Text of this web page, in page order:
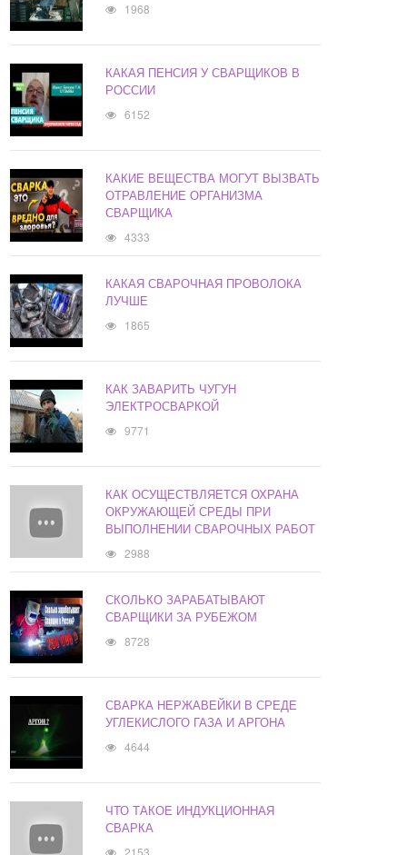
1968
КАКАЯ ПЕНСИЯ У СВАРЩИКОВ В
РОССИИ
6152
КАКИЕ ВЕЩЕСТВА МОГУТ ВЫЗВАТЬ
ОТРАВЛЕНИЕ ОРГАНИЗМА
СВАРЩИКА
4333
КАКАЯ СВАРОЧНАЯ ПРОВОЛОКА
ЛУЧШЕ
1865
КАК ЗАВАРИТЬ ЧУГУН
ЭЛЕКТРОСВАРКОЙ
9771
КАК ОСУЩЕСТВЛЯЕТСЯ ОХРАНА
ОКРУЖАЮЩЕЙ СРЕДЫ ПРИ
ВЫПОЛНЕНИИ СВАРОЧНЫХ РАБОТ
2988
СКОЛЬКО ЗАРАБАТЫВАЮТ
СВАРЩИКИ ЗА РУБЕЖОМ
8728
СВАРКА НЕРЖАВЕЙКИ В СРЕДЕ
УГЛЕКИСЛОГО ГАЗА И АРГОНА
4644
ЧТО ТАКОЕ ИНДУКЦИОННАЯ
СВАРКА